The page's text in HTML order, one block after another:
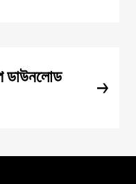
ডাউনলোড